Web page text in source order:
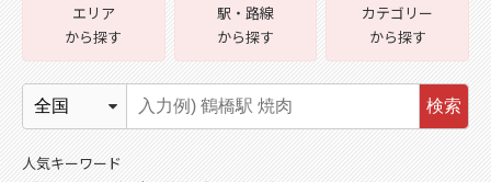
エリア
から探す
駅・路線
から探す
カテゴリー
から探す
検索
人気キーワード